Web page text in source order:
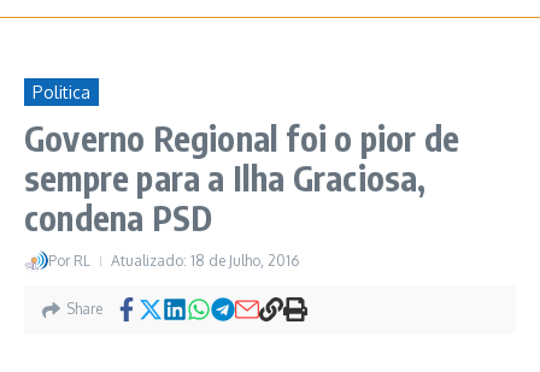
Politica
Governo Regional foi o pior de
sempre para a Ilha Graciosa,
condena PSD
Por RL Atualizado: 18 de Julho, 2016
Share